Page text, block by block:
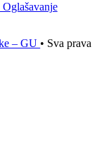
Oglašavanje
– GU • Sva prava